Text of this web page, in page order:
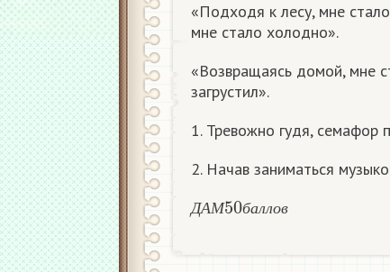
«Подходя к лесу, мне
мне стало холодно».
«Возвращаясь домой, мне
загрустил».
1. Тревожно гудя, семафор
2. Начав заниматься
ДАМ балл ов
М50